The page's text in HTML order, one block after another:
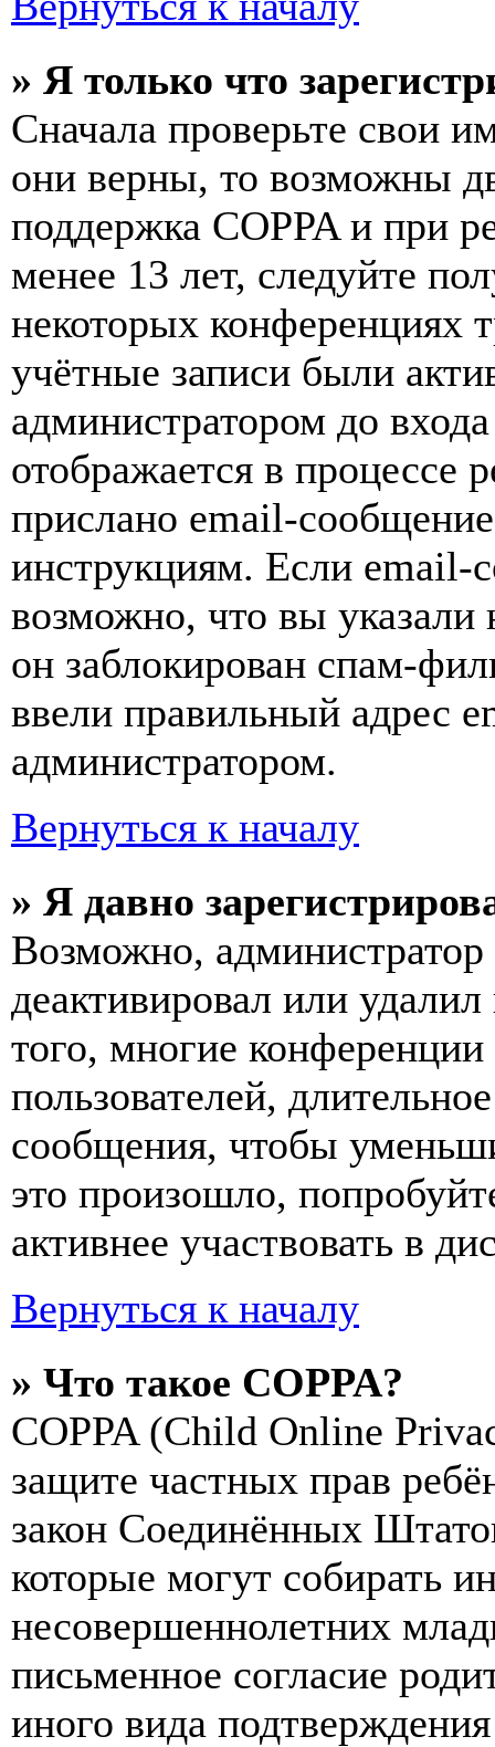
» Я только что
Сначала проверьте свои
они верны, то возможны
поддержка COPPA и при
менее 13 лет, следуйте
некоторых конференциях
учётные записи были
администратором до
отображается в процессе
прислано email-
инструкциям. Если email-
возможно, что вы
он заблокирован спам-
ввели правильный адрес
администратором.
Вернуться к началу
» Я давно
Возможно,
деактивировал или
того, многие
пользователей,
сообщения, чтобы
это произошло,
активнее участвовать в
Вернуться к началу
» Что такое COPPA?
COPPA (Child Online
защите частных прав
закон Соединённых
которые могут собирать
несовершеннолетних
письменное согласие
иного вида